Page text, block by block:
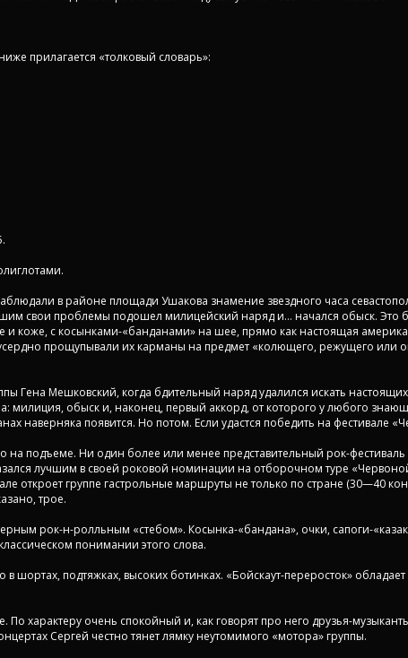
прилагается «толковый словарь»:
в районе площади Ушакова знамение звездного часа
свои проблемы подошел милицейский наряд и... начался обыск. Это
коже, с косынками-«банданами» на шее, прямо как настоящая
прощупывали их карманы на предмет «колющего, режущего или
Гена Мешковский, когда бдительный наряд удалился искать
милиция, обыск и, наконец, первый аккорд, от которого у любого
наверняка появится. Но потом. Если удастся победить на фестивале
на подъеме. Ни один более или менее представительный рок-
лучшим в своей роковой номинации на отборочном туре
откроет группе гастрольные маршруты не только по стране (30—40
трое.
рок-н-ролльным «стебом». Косынка-«бандана», очки, сапоги-
понимании этого слова.
шортах, подтяжках, высоких ботинках. «Бойскаут-переросток»
характеру очень спокойный и, как говорят про него друзья-
Сергей честно тянет лямку неутомимого «мотора» группы.